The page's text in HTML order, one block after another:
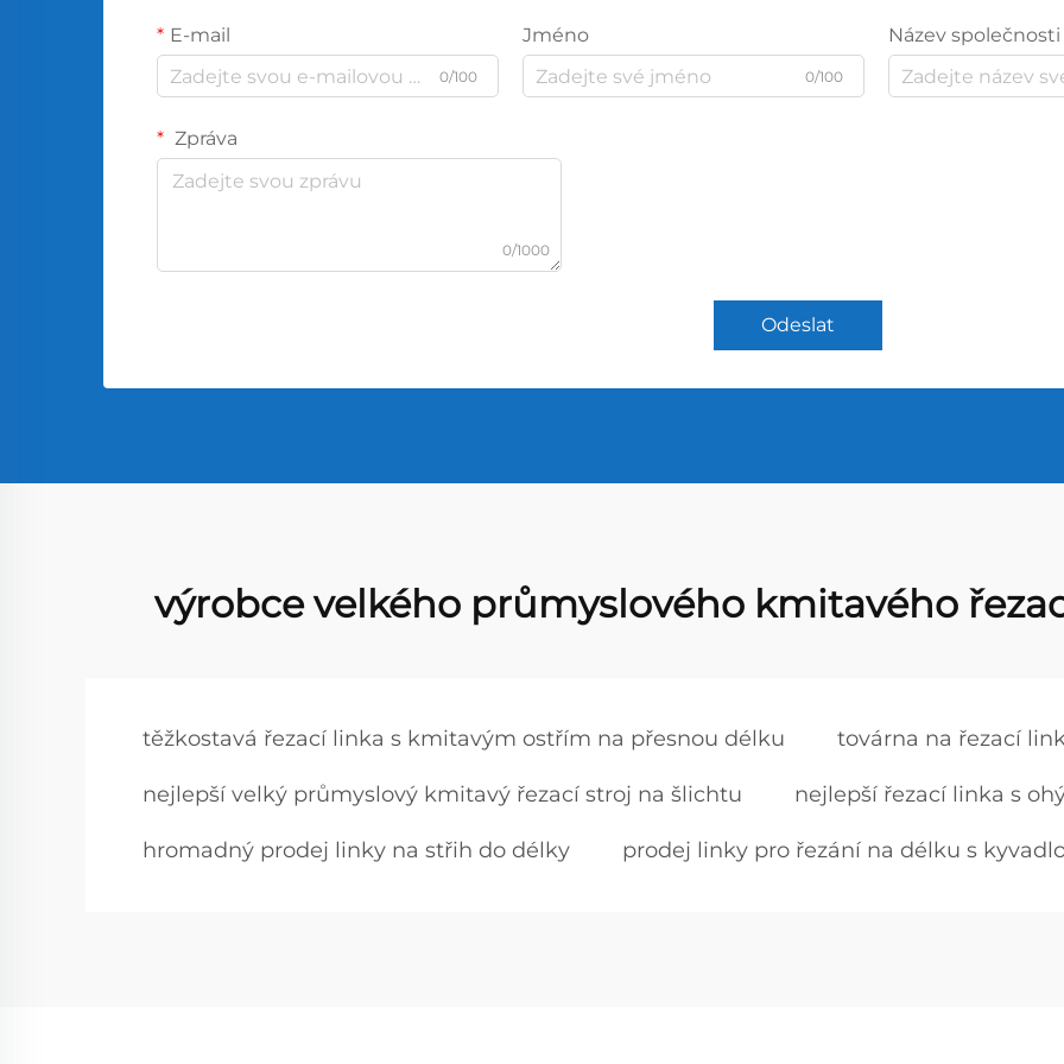
E-mail
0/100
Jméno
0/100
Název společnosti
Zpráva
0/1000
Odeslat
výrobce velkého průmyslového kmitavého
těžkostavá řezací linka s kmitavým ostřím na přesnou délku továrna na řezací
nejlepší velký průmyslový kmitavý řezací stroj na šlichtu nejlepší řezací linka s
hromadný prodej linky na střih do délky prodej linky pro řezání na délku s